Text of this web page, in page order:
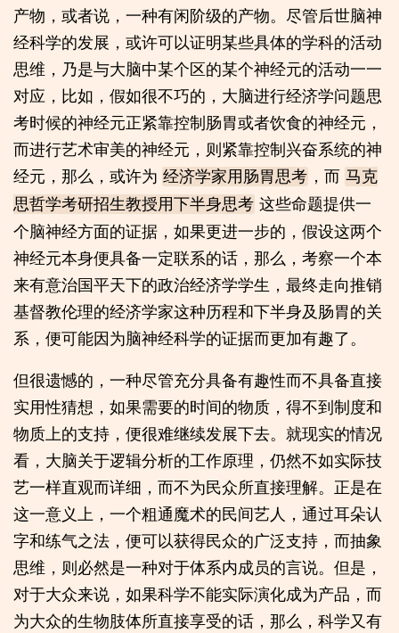
产物，或者说，一种有闲阶级的产物。尽管后世脑神
经科学的发展，或许可以证明某些具体的学科的活动
思维，乃是与大脑中某个区的某个神经元的活动一一
对应，比如，假如很不巧的，大脑进行经济学问题思
考时候的神经元正紧靠控制肠胃或者饮食的神经元，
而进行艺术审美的神经元，则紧靠控制兴奋系统的神
经元，那么，或许为 经济学家用肠胃思考 ，而 马克
思哲学考研招生教授用下半身思考 这些命题提供一
个脑神经方面的证据，如果更进一步的，假设这两个
神经元本身便具备一定联系的话，那么，考察一个本
来有意治国平天下的政治经济学学生，最终走向推销
基督教伦理的经济学家这种历程和下半身及肠胃的关
系，便可能因为脑神经科学的证据而更加有趣了。
但很遗憾的，一种尽管充分具备有趣性而不具备直接
实用性猜想，如果需要的时间的物质，得不到制度和
物质上的支持，便很难继续发展下去。就现实的情况
看，大脑关于逻辑分析的工作原理，仍然不如实际技
艺一样直观而详细，而不为民众所直接理解。正是在
这一意义上，一个粗通魔术的民间艺人，通过耳朵认
字和练气之法，便可以获得民众的广泛支持，而抽象
思维，则必然是一种对于体系内成员的言说。但是，
对于大众来说，如果科学不能实际演化成为产品，而
为大众的生物肢体所直接享受的话，那么，科学又有